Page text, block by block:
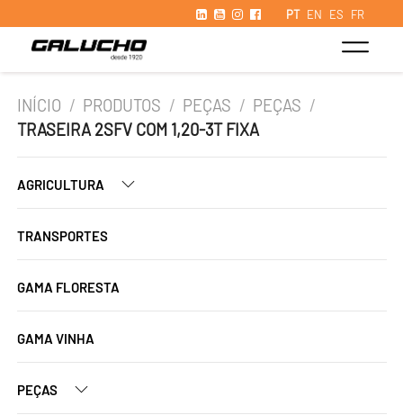
PT EN ES FR
INÍCIO / PRODUTOS / PEÇAS / PEÇAS /
TRASEIRA 2SFV COM 1,20-3T FIXA
AGRICULTURA
TRANSPORTES
GAMA FLORESTA
GAMA VINHA
PEÇAS